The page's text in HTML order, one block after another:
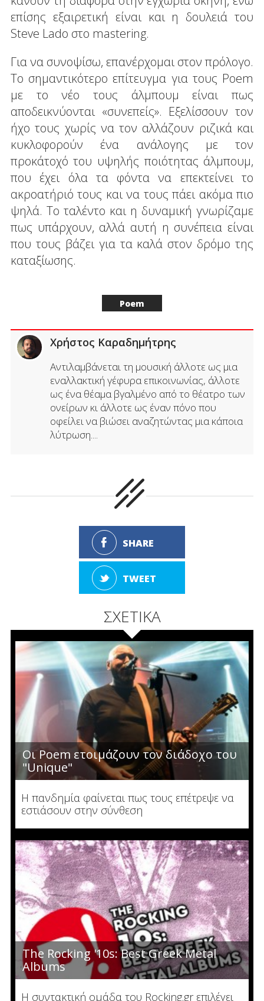
επίσης εξαιρετική είναι και η δουλειά του
Steve Lado στο mastering.
Για να συνοψίσω, επανέρχομαι στον πρόλογο.
Το σημαντικότερο επίτευγμα για τους Poem
με το νέο τους άλμπουμ είναι πως
αποδεικνύονται «συνεπείς». Εξελίσσουν τον
ήχο τους χωρίς να τον αλλάζουν ριζικά και
κυκλοφορούν ένα ανάλογης με τον
προκάτοχό του υψηλής ποιότητας άλμπουμ,
που έχει όλα τα φόντα να επεκτείνει το
ακροατήριό τους και να τους πάει ακόμα πιο
ψηλά. Το ταλέντο και η δυναμική γνωρίζαμε
πως υπάρχουν, αλλά αυτή η συνέπεια είναι
που τους βάζει για τα καλά στον δρόμο της
καταξίωσης.
Poem
Χρήστος Καραδημήτρης
Αντιλαμβάνεται τη μουσική άλλοτε ως μια
εναλλακτική γέφυρα επικοινωνίας, άλλοτε
ως ένα θέαμα βγαλμένο από το θέατρο των
ονείρων κι άλλοτε ως έναν πόνο που
οφείλει να βιώσει αναζητώντας μια κάποια
λύτρωση....
SHARE
TWEET
ΣΧΕΤΙΚΑ
Οι Poem ετοιμάζουν τον διάδοχο του
"Unique"
Η πανδημία φαίνεται πως τους επέτρεψε να
εστιάσουν στην σύνθεση
The Rocking '10s: Best Greek Metal
Albums
Η συντακτική ομάδα του Rocking.gr επιλέγει